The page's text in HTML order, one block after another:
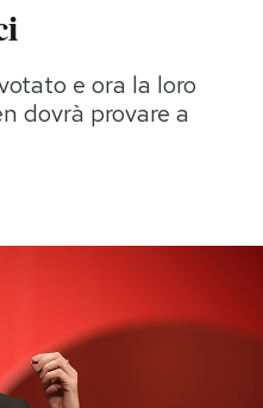
Storie/Idee
Ok Boomer!
e ora la loro
dovrà provare a